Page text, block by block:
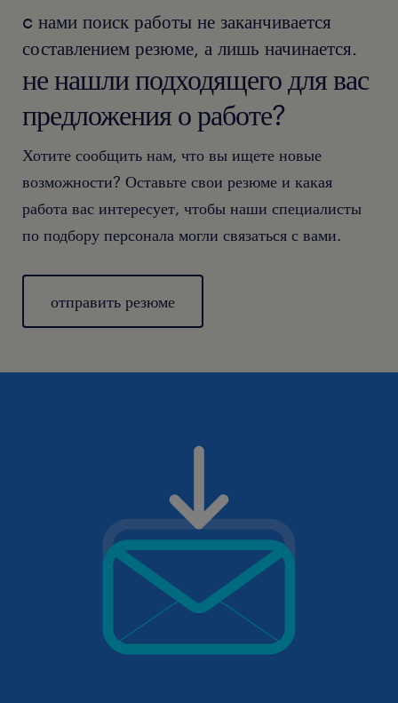
c нами поиск работы не заканчивается
составлением резюме, а лишь начинается.
не нашли подходящего для вас
предложения о работе?
Хотите сообщить нам, что вы ищете новые
возможности? Оставьте свои резюме и какая
работа вас интересует, чтобы наши специалисты
по подбору персонала могли связаться с вами.
отправить резюме